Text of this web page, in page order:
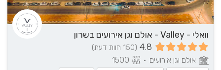
וואלי - Valley - אולם וגן אירועים בשרון
4.8 (150 חוות דעת)
אולם וגן אירועים •